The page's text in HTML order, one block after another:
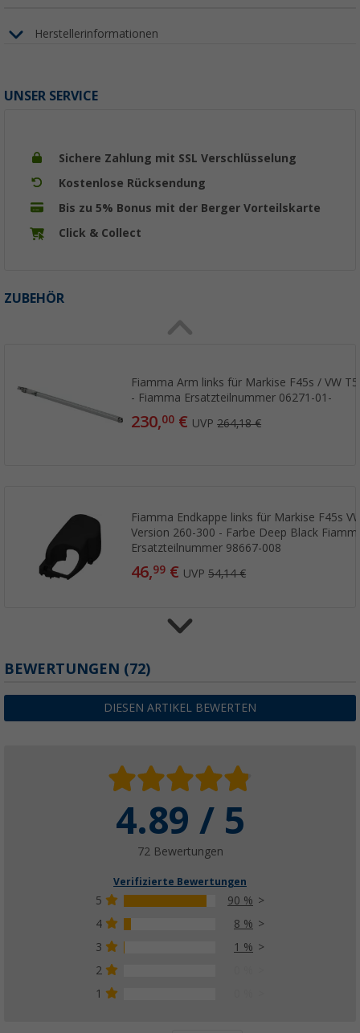
Herstellerinformationen
UNSER SERVICE
Sichere Zahlung mit SSL Verschlüsselung
Kostenlose Rücksendung
Bis zu 5% Bonus mit der Berger Vorteilskarte
Click & Collect
ZUBEHÖR
Fiamma Arm links für Markise F45s / VW
- Fiamma Ersatzteilnummer 06271-01-
230,00 € UVP264,18 €
Fiamma Endkappe links für Markise F45s
Version 260-300 - Farbe Deep Black
Ersatzteilnummer 98667-008
46,99 € UVP54,14 €
Fiamma Markisenwalze für Markise F45s /
71, 00€
BEWERTUNGEN (72)
DIESEN ARTIKEL BEWERTEN
4.89 / 5
72 Bewertungen
Verifizierte Bewertungen
5
90 %
4
8 %
3
1 %
2
1